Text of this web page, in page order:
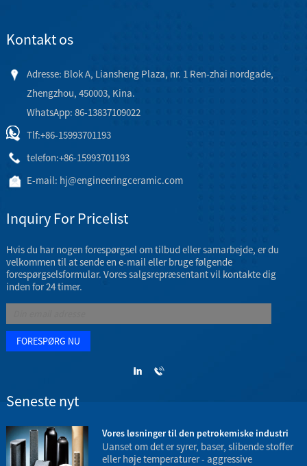
Kontakt os
Adresse: Blok A, Liansheng Plaza, nr. 1 Ren-zhai nordgade,
Zhengzhou, 450003, Kina.
WhatsApp: 86-13837109022
Tlf:+86-15993701193
telefon:+86-15993701193
E-mail: hj@engineeringceramic.com
Inquiry For Pricelist
Hvis du har nogen forespørgsel om tilbud eller samarbejde, er du
velkommen til at sende en e-mail eller bruge følgende
forespørgselsformular. Vores salgsrepræsentant vil kontakte dig
inden for 24 timer.
Seneste nyt
Vores løsninger til den petrokemiske industri
Uanset om det er syrer, baser, slibende stoffer
eller høje temperaturer - aggressive